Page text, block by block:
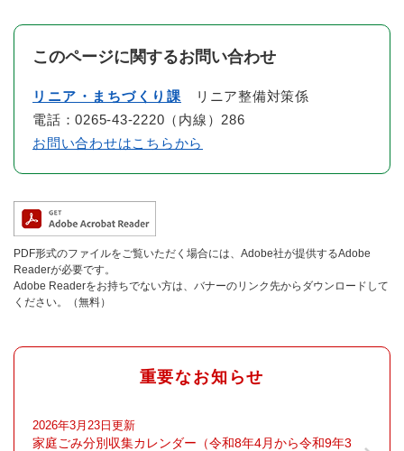
このページに関するお問い合わせ
リニア・まちづくり課 リニア整備対策係
電話：0265-43-2220（内線）286
お問い合わせはこちらから
PDF形式のファイルをご覧いただく場合には、Adobe社が提供するAdobe
Readerが必要です。
Adobe Readerをお持ちでない方は、バナーのリンク先からダウンロードして
ください。（無料）
重要なお知らせ
2026年3月23日更新
家庭ごみ分別収集カレンダー（令和8年4月から令和9年3